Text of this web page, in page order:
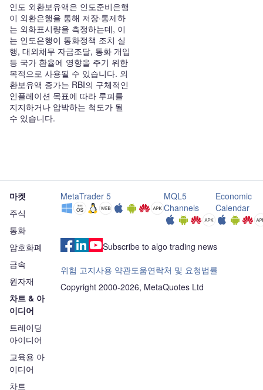
인도 외환보유액은 인도준비은행
이 외환은행을 통해 저장·통제하
는 외화표시량을 측정하는데, 이
는 인도은행이 통화정책 조치 실
행, 대외채무 자금조달, 통화 개입
등 국가 환율에 영향을 주기 위한
목적으로 사용될 수 있습니다. 외
환보유액 증가는 RBI의 구체적인
인플레이션 목표에 따라 루피를
지지하거나 압박하는 척도가 될
수 있습니다.
마켓
주식
통화
암호화폐
금속
원자재
차트 & 아
이디어
트레이딩
아이디어
교육용 아
이디어
차트
MetaTrader 5
MQL5
Channels
Economic
Calendar
Subscribe to algo trading news
위험 고지사용 약관도움연락처 및 요청법률
Copyright 2000-2026, MetaQuotes Ltd